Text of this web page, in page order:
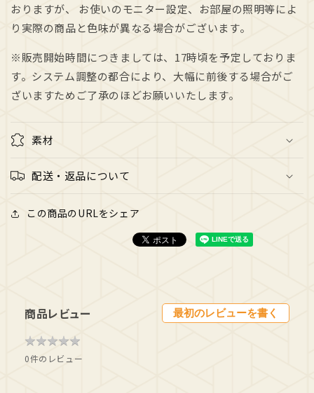
おりますが、 お使いのモニター設定、お部屋の照明等によ
り実際の商品と色味が異なる場合がございます。
※販売開始時間につきましては、17時頃を予定しておりま
す。システム調整の都合により、大幅に前後する場合がご
ざいますためご了承のほどお願いいたします。
素材
配送・返品について
この商品のURLをシェア
商品レビュー 最初のレビューを書く
★★★★★
★★★★★
0件のレビュー